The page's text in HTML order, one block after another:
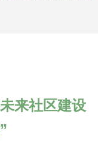
来社区建设